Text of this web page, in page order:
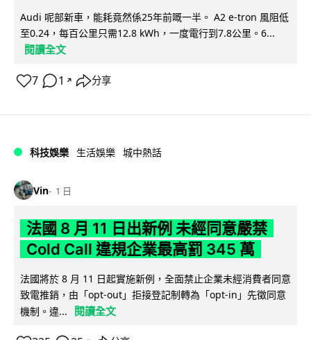
Audi 呢部新車，能耗竟然係25年前嘅一半。 A2 e-tron 風阻低
至0.24，每百公里只需12.8 kWh，一度電行到7.8公里。6...
閱讀全文
7 1 ↗ 分享
科技娛樂 生活娛樂 城中熱話
Vin 1 日
法國 8 月 11 日出新例 未經同意嚴禁
Cold Call 違規企業最高罰 345 萬
法國將於 8 月 11 日起實施新例，全面禁止企業未經消費者同意
致電推銷，由「opt-out」拒接登記制轉為「opt-in」先徵同意
機制。違...
閱讀全文